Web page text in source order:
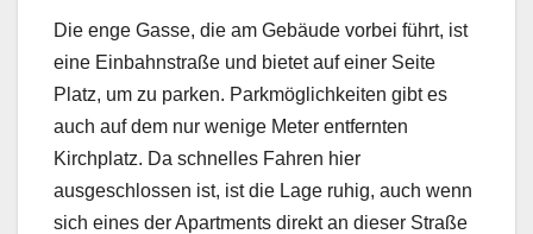
Die enge Gasse, die am Gebäude vorbei führt, ist
eine Einbahnstraße und bietet auf einer Seite
Platz, um zu parken. Parkmöglichkeiten gibt es
auch auf dem nur wenige Meter entfernten
Kirchplatz. Da schnelles Fahren hier
ausgeschlossen ist, ist die Lage ruhig, auch wenn
sich eines der Apartments direkt an dieser Straße